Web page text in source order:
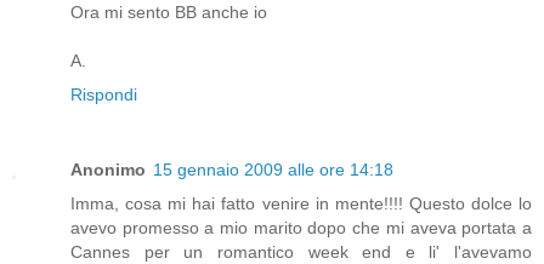
Ora mi sento BB anche io
A.
Rispondi
Anonimo 15 gennaio 2009 alle ore 14:18
Imma, cosa mi hai fatto venire in mente!!!! Questo dolce lo
avevo promesso a mio marito dopo che mi aveva portata a
Cannes per un romantico week end e li' l'avevamo